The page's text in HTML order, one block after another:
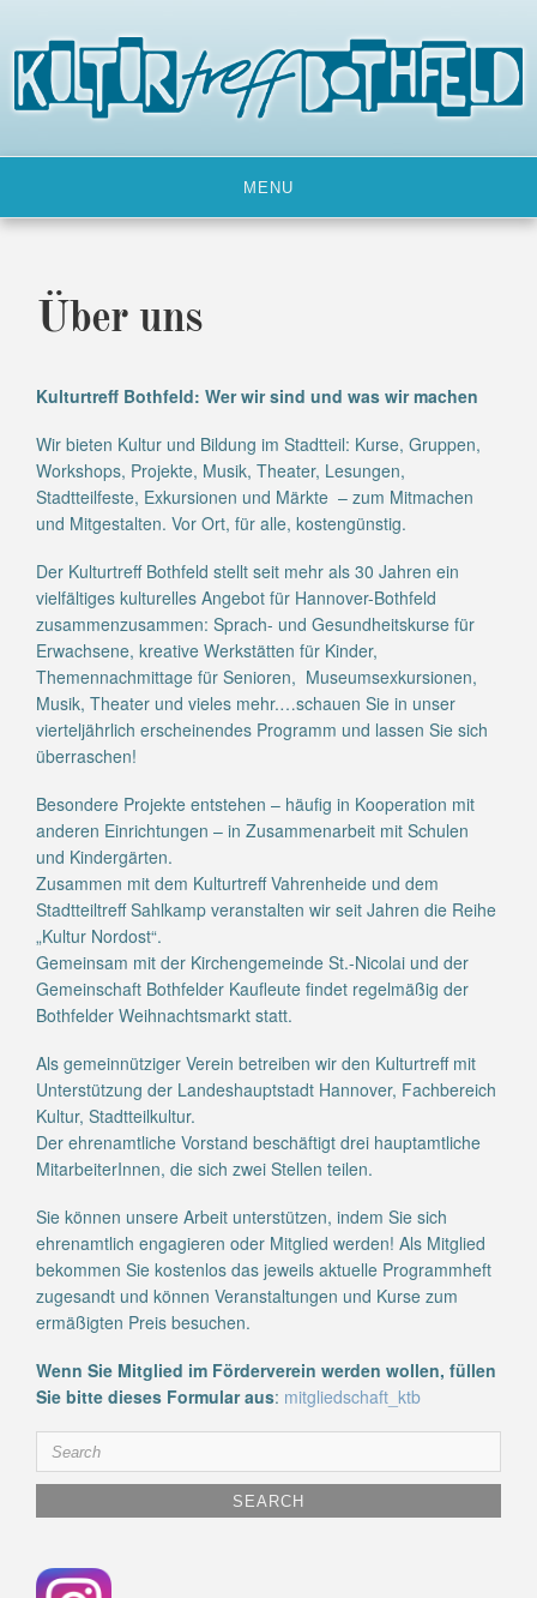
content
MENU
Über uns
Kulturtreff Bothfeld: Wer wir sind und was wir machen
Wir bieten Kultur und Bildung im Stadtteil: Kurse, Gruppen,
Workshops, Projekte, Musik, Theater, Lesungen,
Stadtteilfeste, Exkursionen und Märkte – zum Mitmachen
und Mitgestalten. Vor Ort, für alle, kostengünstig.
Der Kulturtreff Bothfeld stellt seit mehr als 30 Jahren ein
vielfältiges kulturelles Angebot für Hannover-Bothfeld
zusammenzusammen: Sprach- und Gesundheitskurse für
Erwachsene, kreative Werkstätten für Kinder,
Themennachmittage für Senioren, Museumsexkursionen,
Musik, Theater und vieles mehr.…schauen Sie in unser
vierteljährlich erscheinendes Programm und lassen Sie sich
überraschen!
Besondere Projekte entstehen – häufig in Kooperation mit
anderen Einrichtungen – in Zusammenarbeit mit Schulen
und Kindergärten.
Zusammen mit dem Kulturtreff Vahrenheide und dem
Stadtteiltreff Sahlkamp veranstalten wir seit Jahren die Reihe
„Kultur Nordost“.
Gemeinsam mit der Kirchengemeinde St.-Nicolai und der
Gemeinschaft Bothfelder Kaufleute findet regelmäßig der
Bothfelder Weihnachtsmarkt statt.
Als gemeinnütziger Verein betreiben wir den Kulturtreff mit
Unterstützung der Landeshauptstadt Hannover, Fachbereich
Kultur, Stadtteilkultur.
Der ehrenamtliche Vorstand beschäftigt drei hauptamtliche
MitarbeiterInnen, die sich zwei Stellen teilen.
Sie können unsere Arbeit unterstützen, indem Sie sich
ehrenamtlich engagieren oder Mitglied werden! Als Mitglied
bekommen Sie kostenlos das jeweils aktuelle Programmheft
zugesandt und können Veranstaltungen und Kurse zum
ermäßigten Preis besuchen.
Wenn Sie Mitglied im Förderverein werden wollen, füllen
Sie bitte dieses Formular aus: mitgliedschaft_ktb
Search
for: